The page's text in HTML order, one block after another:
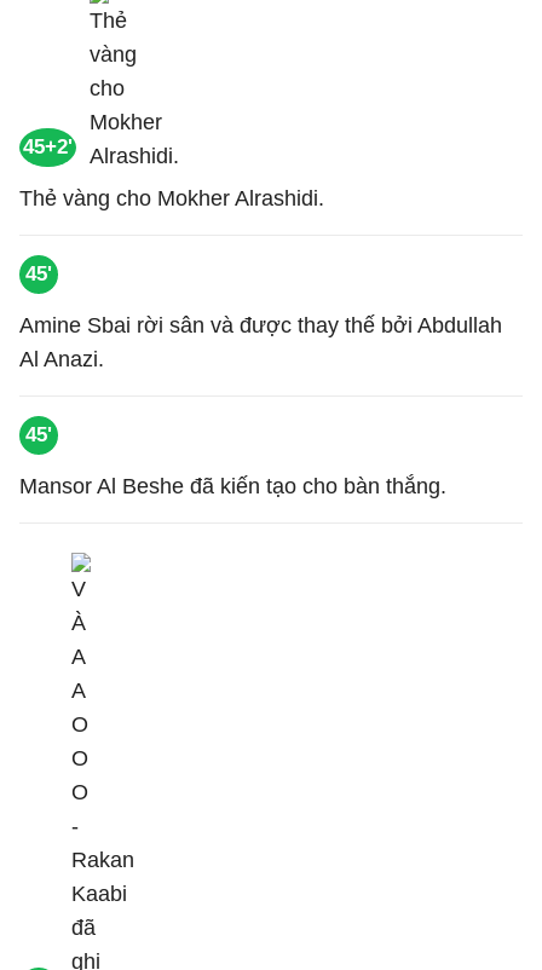
45+2'
Thẻ vàng cho Mokher Alrashidi.
45'
Amine Sbai rời sân và được thay thế bởi Abdullah
Al Anazi.
45'
Mansor Al Beshe đã kiến tạo cho bàn thắng.